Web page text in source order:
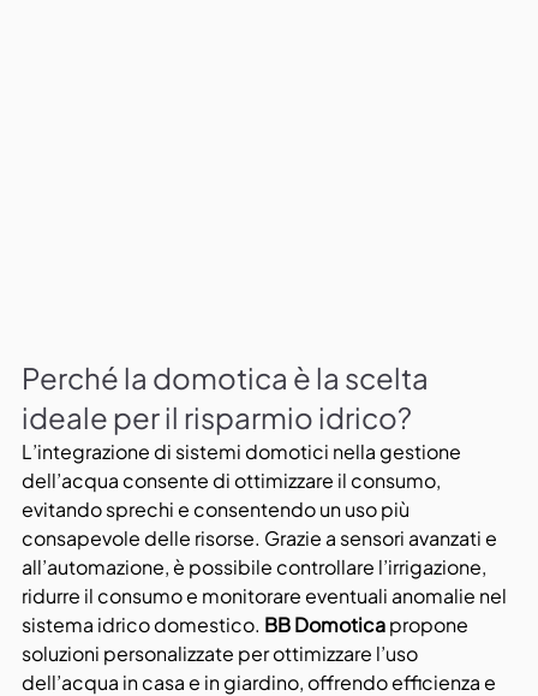
Perché la domotica è la scelta
ideale per il risparmio idrico?
L’integrazione di sistemi domotici nella gestione
dell’acqua consente di ottimizzare il consumo,
evitando sprechi e consentendo un uso più
consapevole delle risorse. Grazie a sensori avanzati e
all’automazione, è possibile controllare l’irrigazione,
ridurre il consumo e monitorare eventuali anomalie nel
sistema idrico domestico. BB Domotica propone
soluzioni personalizzate per ottimizzare l’uso
dell’acqua in casa e in giardino, offrendo efficienza e